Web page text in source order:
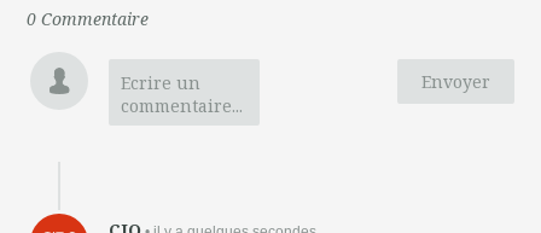
0 Commentaire
Envoyer
Ecrire un
commentaire...